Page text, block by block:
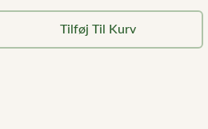
Tilføj Til Kurv